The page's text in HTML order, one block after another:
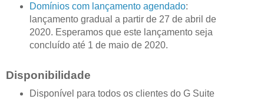
Domínios com lançamento agendado:
lançamento gradual a partir de 27 de abril de
2020. Esperamos que este lançamento seja
concluído até 1 de maio de 2020.
Disponibilidade
Disponível para todos os clientes do G Suite